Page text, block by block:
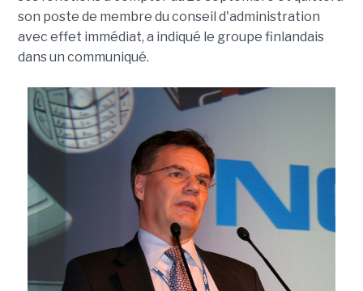
son poste de membre du conseil d'administration
avec effet immédiat, a indiqué le groupe finlandais
dans un communiqué.